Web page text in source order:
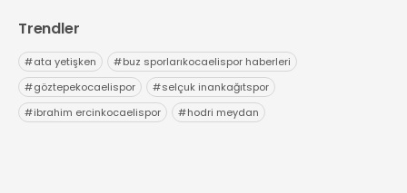
Trendler
#ata yetişken #buz sporlarıkocaelispor haberleri
#göztepekocaelispor #selçuk inankağıtspor
#ibrahim ercinkocaelispor #hodri meydan